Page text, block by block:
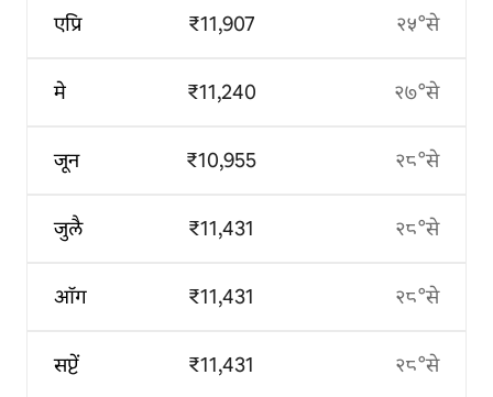
एप्रि
मे
जून
जुलै
ऑग
सप्टें
₹11,907
₹11,240
₹10,955
₹11,431
₹11,431
₹11,431
२५°से
२७°से
२८°से
२८°से
२८°से
२८°से